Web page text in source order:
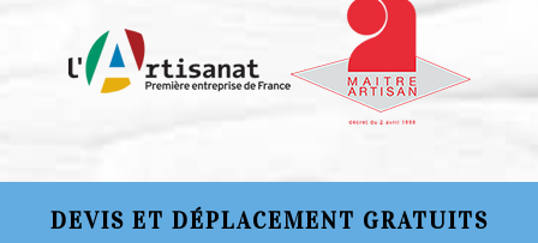
DEVIS ET DÉPLACEMENT GRATUITS